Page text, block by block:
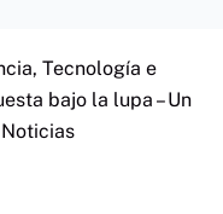
Tecnología e
bajo la lupa – Un